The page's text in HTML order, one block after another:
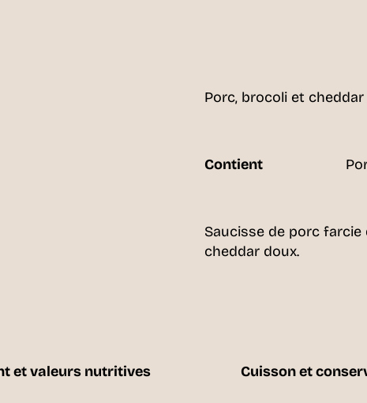
Porc, brocoli et cheddar
Contient
Saucisse de porc
cheddar doux.
et valeurs nutritives Cuisson et